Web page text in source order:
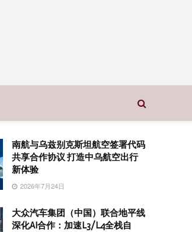
南航与乌兹别克斯坦航空签署代码
共享合作协议 打造中乌航空出行
新体验
2026年7月24日
大众汽车集团（中国）联合地平线
深化AI合作：加速L3/L4全栈自